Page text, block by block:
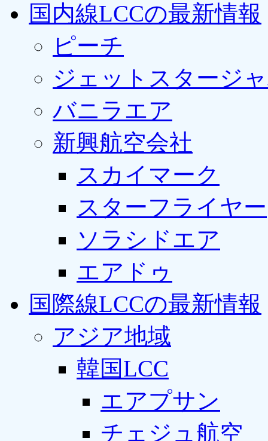
国内線LCCの最新情報
ピーチ
ジェットスタージ
バニラエア
新興航空会社
スカイマーク
スターフライヤー
ソラシドエア
エアドゥ
国際線LCCの最新情報
アジア地域
韓国LCC
エアプサン
チェジュ航空